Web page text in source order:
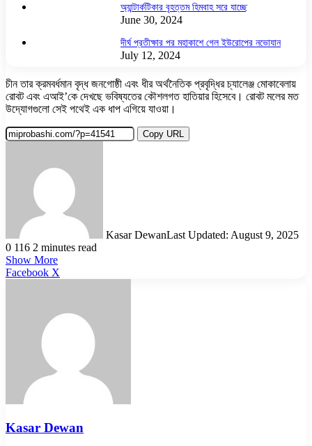
অ্যান্টার্কটিকার বৃহত্তম হিমবাহ সরে যাচ্ছে
June 30, 2024
দীর্ঘ প্রতীক্ষার পর মহাকাশে গেল ইউরোপের নভোযান
July 12, 2024
চীন তার ক্রমবর্ধমান বৃদ্ধ জনগোষ্ঠী এবং ধীর অর্থনৈতিক প্রবৃদ্ধির চ্যালেঞ্জ মোকাবেলায়
রোবট এবং এআই’কে দেখছে ভবিষ্যতের কৌশলগত হাতিয়ার হিসেবে। রোবট মলের মত
উদ্যোগগুলো সেই পথেই এক ধাপ এগিয়ে যাওয়া।
Copy URL
Kasar DewanLast Updated: August 9, 2025
0 116 2 minutes read
Show More
Facebook X
Kasar Dewan